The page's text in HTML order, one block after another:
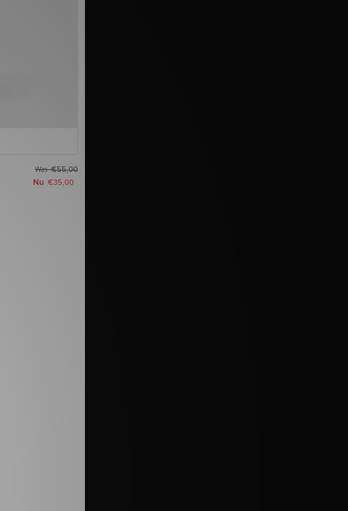
Was€55,00
Nu €35,00